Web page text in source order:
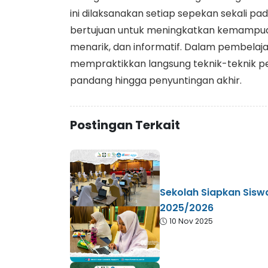
ini dilaksanakan setiap sepekan sekali
bertujuan untuk meningkatkan
menarik, dan informatif. Dalam
mempraktikkan langsung teknik-teknik
pandang hingga penyuntingan akhir.
Postingan Terkait
Sekolah Siapkan
2025/2026
10 Nov 2025